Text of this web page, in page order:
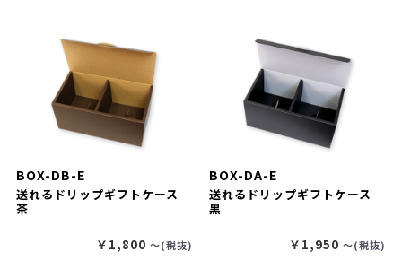
BOX-DB-E
送れるドリップギフトケース
茶
￥1,800 〜(税抜)
BOX-DA-E
送れるドリップギフトケース
黒
￥1,950 〜(税抜)